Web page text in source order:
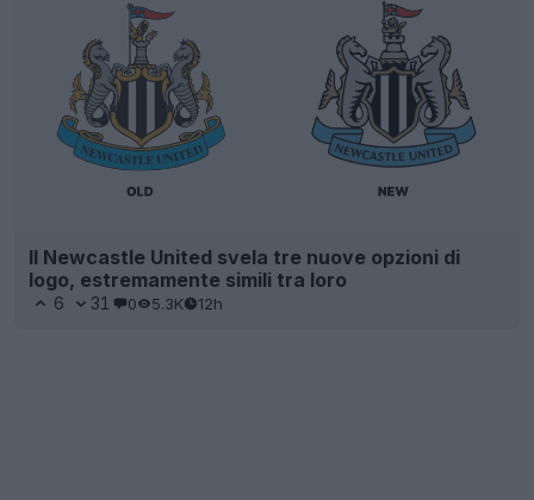
Il Newcastle United svela tre nuove opzioni di
logo, estremamente simili tra loro
6 31 0 5.3K 12h